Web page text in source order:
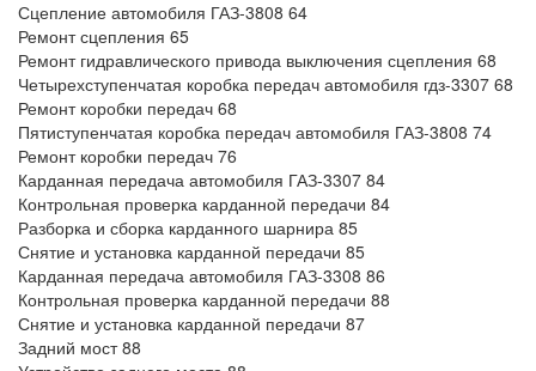
Сцепление автомобиля ГАЗ-3808 64
Ремонт сцепления 65
Ремонт гидравлического привода выключения сцепления 68
Четырехступенчатая коробка передач автомобиля гдз-3307 68
Ремонт коробки передач 68
Пятиступенчатая коробка передач автомобиля ГАЗ-3808 74
Ремонт коробки передач 76
Карданная передача автомобиля ГАЗ-3307 84
Контрольная проверка карданной передачи 84
Разборка и сборка карданного шарнира 85
Снятие и установка карданной передачи 85
Карданная передача автомобиля ГАЗ-3308 86
Контрольная проверка карданной передачи 88
Снятие и установка карданной передачи 87
Задний мост 88